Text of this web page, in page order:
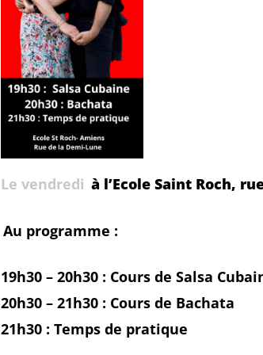
Le vendredi à l’Ecole Saint Roch,
Au programme :
19h30 – 20h30 : Cours de Salsa
20h30 – 21h30 : Cours de Bachata
21h30 : Temps de pratique